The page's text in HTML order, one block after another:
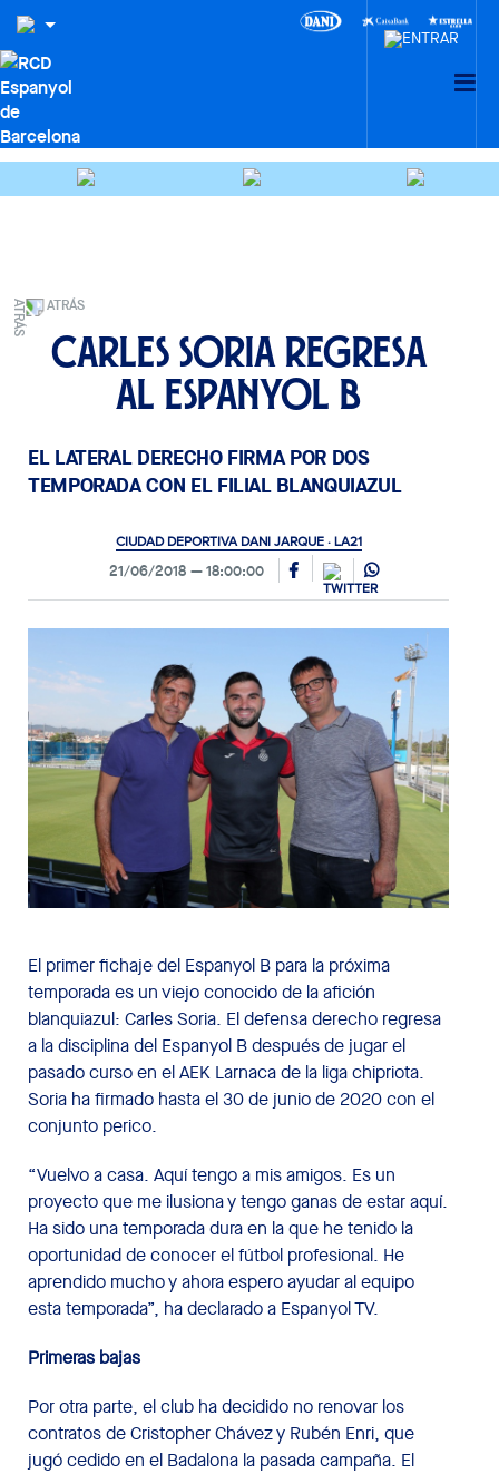
ATRÁS
Carles Soria regresa
al Espanyol B
EL LATERAL DERECHO FIRMA POR DOS
TEMPORADA CON EL FILIAL BLANQUIAZUL
CIUDAD DEPORTIVA DANI JARQUE · LA21
21/06/2018 18:00:00
El primer fichaje del Espanyol B para la próxima
temporada es un viejo conocido de la afición
blanquiazul: Carles Soria. El defensa derecho regresa
a la disciplina del Espanyol B después de jugar el
pasado curso en el AEK Larnaca de la liga chipriota.
Soria ha firmado hasta el 30 de junio de 2020 con el
conjunto perico.
“Vuelvo a casa. Aquí tengo a mis amigos. Es un
proyecto que me ilusiona y tengo ganas de estar aquí.
Ha sido una temporada dura en la que he tenido la
oportunidad de conocer el fútbol profesional. He
aprendido mucho y ahora espero ayudar al equipo
esta temporada”, ha declarado a Espanyol TV.
Primeras bajas
Por otra parte, el club ha decidido no renovar los
contratos de Cristopher Chávez y Rubén Enri, que
jugó cedido en el Badalona la pasada campaña. El